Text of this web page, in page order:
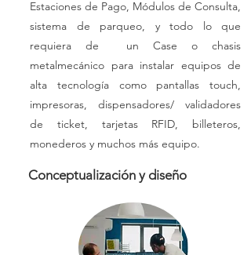
Estaciones de Pago, Módulos de Consulta,
sistema de parqueo, y todo lo que
requiera de un Case o chasis
metalmecánico para instalar equipos de
alta tecnología como pantallas touch,
impresoras, dispensadores/ validadores
de ticket, tarjetas RFID, billeteros,
monederos y muchos más equipo.
Conceptualización y diseño